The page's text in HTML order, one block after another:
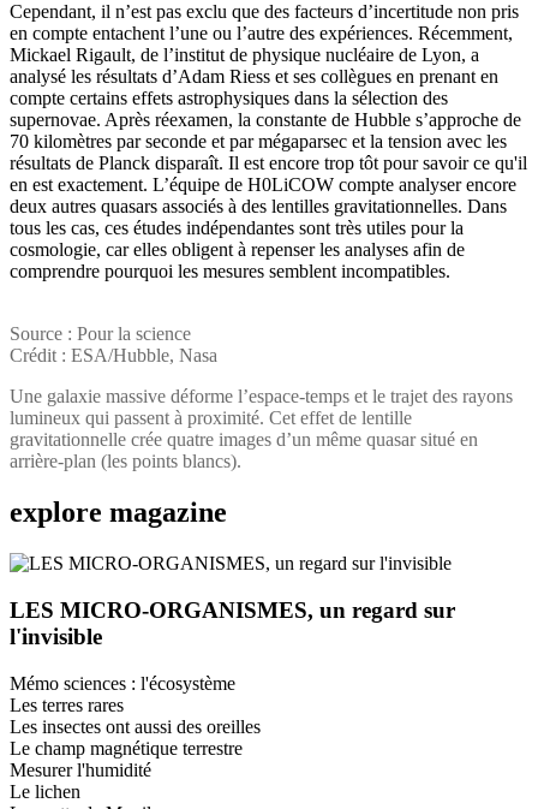
Cependant, il n’est pas exclu que des facteurs d’incertitude non pris
en compte entachent l’une ou l’autre des expériences. Récemment,
Mickael Rigault, de l’institut de physique nucléaire de Lyon, a
analysé les résultats d’Adam Riess et ses collègues en prenant en
compte certains effets astrophysiques dans la sélection des
supernovae. Après réexamen, la constante de Hubble s’approche de
70 kilomètres par seconde et par mégaparsec et la tension avec les
résultats de Planck disparaît. Il est encore trop tôt pour savoir ce qu'il
en est exactement. L’équipe de H0LiCOW compte analyser encore
deux autres quasars associés à des lentilles gravitationnelles. Dans
tous les cas, ces études indépendantes sont très utiles pour la
cosmologie, car elles obligent à repenser les analyses afin de
comprendre pourquoi les mesures semblent incompatibles.
Source : Pour la science
Crédit : ESA/Hubble, Nasa
Une galaxie massive déforme l’espace-temps et le trajet des rayons
lumineux qui passent à proximité. Cet effet de lentille
gravitationnelle crée quatre images d’un même quasar situé en
arrière-plan (les points blancs).
explore magazine
LES MICRO-ORGANISMES, un regard sur
l'invisible
Mémo sciences : l'écosystème
Les terres rares
Les insectes ont aussi des oreilles
Le champ magnétique terrestre
Mesurer l'humidité
Le lichen